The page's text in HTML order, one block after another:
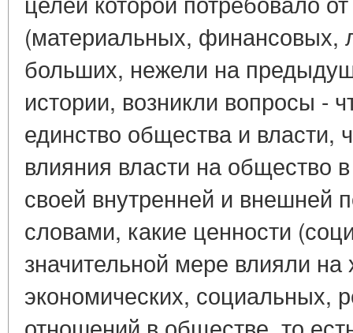
(материальных, финансовых,
больших, нежели на
истории, возникли вопросы -
единство общества и власти,
влияния власти на общество
своей внутренней и внешней
словами, какие ценности
значительной мере влияли на
экономических, социальных,